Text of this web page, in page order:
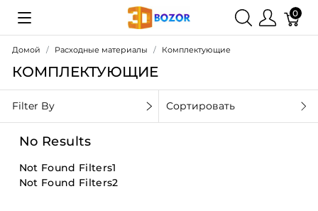
0
Домой Расходные материалы Комплектующие
КОМПЛЕКТУЮЩИЕ
Filter By Сортировать
No Results
Not Found Filters1
Not Found Filters2